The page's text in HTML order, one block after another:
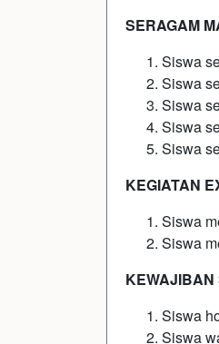
SERAGAM
Siswa
Siswa
Siswa
Siswa
Siswa
KEGIATAN
Siswa
Siswa
KEWAJIBAN
Siswa
Siswa